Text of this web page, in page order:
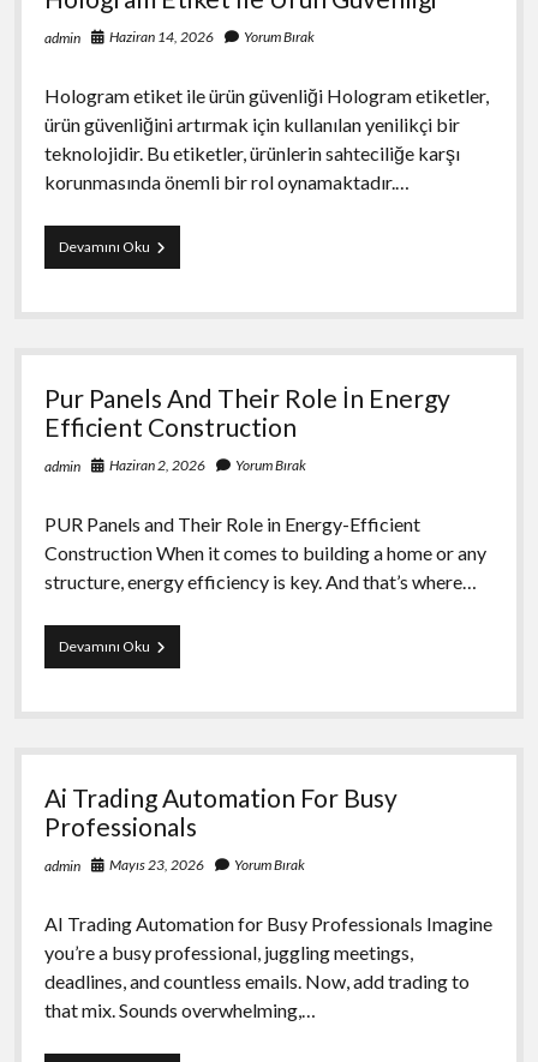
admin Haziran 14, 2026 Yorum Bırak
Hologram etiket ile ürün güvenliği Hologram etiketler,
ürün güvenliğini artırmak için kullanılan yenilikçi bir
teknolojidir. Bu etiketler, ürünlerin sahteciliğe karşı
korunmasında önemli bir rol oynamaktadır.…
Devamını OkuHologram
Etiket
Urun
Pur Panels And Their Role İn Energy
Efficient Construction
admin Haziran 2, 2026 Yorum Bırak
PUR Panels and Their Role in Energy-Efficient
Construction When it comes to building a home or any
structure, energy efficiency is key. And that’s where…
Devamını OkuPur
Panels
Their
İn
Efficient
Construction
Ai Trading Automation For Busy
Professionals
admin Mayıs 23, 2026 Yorum Bırak
AI Trading Automation for Busy Professionals Imagine
you’re a busy professional, juggling meetings,
deadlines, and countless emails. Now, add trading to
that mix. Sounds overwhelming,…